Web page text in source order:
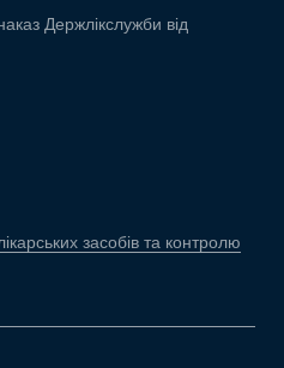
Держлікслужби від
засобів та контролю